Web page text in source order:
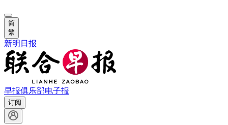
简
繁
新明日报
早报俱乐部电子报
订阅